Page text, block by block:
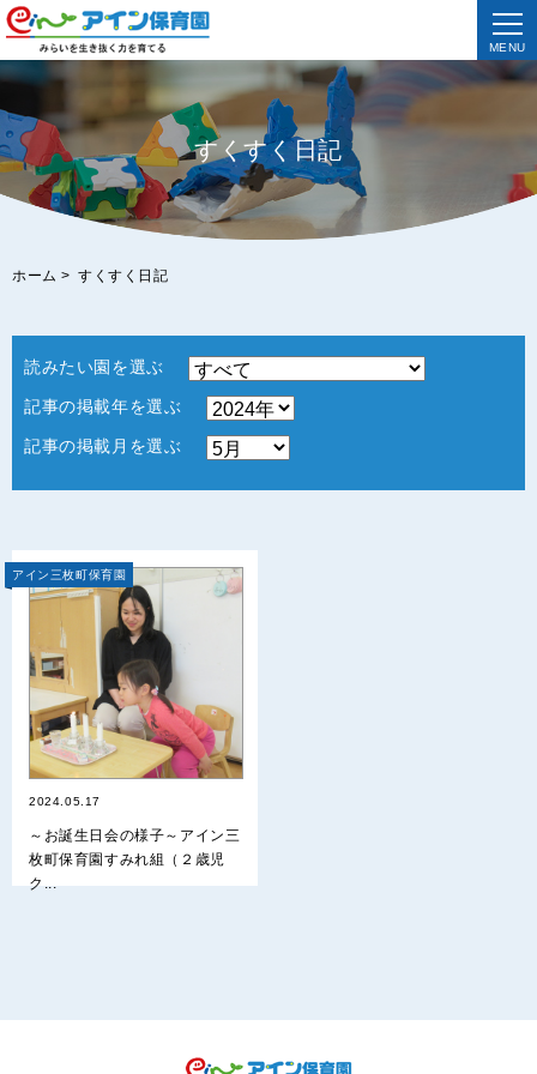
MENU
すくすく日記
ホーム > すくすく日記
読みたい園を選ぶ
記事の掲載年を選ぶ
記事の掲載月を選ぶ
アイン三枚町保育園
2024.05.17
～お誕生日会の様子～アイン三
枚町保育園すみれ組（２歳児
ク...